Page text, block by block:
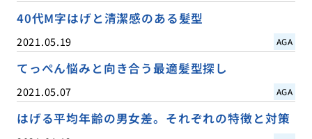
40代M字はげと清潔感のある髪型
2021.05.19 AGA
てっぺん悩みと向き合う最適髪型探し
2021.05.07 AGA
はげる平均年齢の男女差。それぞれの特徴と対策